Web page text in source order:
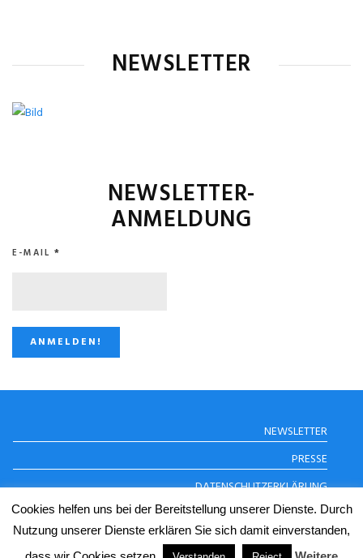
NEWSLETTER
NEWSLETTER-
ANMELDUNG
E-MAIL *
STUGGI.TV AUF
INSTAGRAM
NEWSLETTER
PRESSE
DATENSCHUTZERKLÄRUNG
IMPRESSUM
Cookies helfen uns bei der Bereitstellung unserer Dienste. Durch
Nutzung unserer Dienste erklären Sie sich damit einverstanden,